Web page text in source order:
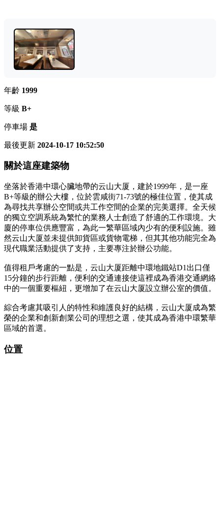
年齡 1999
等級 B+
停車場 是
最後更新 2024-10-17 10:52:50
關於這座建築物
坐落於香港中環心臟地帶的云山大厦，建於1999年，是一座
B+等級的辦公大樓，位於雲咸街71-73號的極佳位置，使其成
為尋找共享辦公空間或共工作空間的企業的完美選擇。全天候
的獨立空調系統為繁忙的業務人士創造了舒適的工作環境。大
廈的停車位供應豐富，為此一繁華區域內少有的便利設施。雖
然云山大厦並未提供卸貨區或貨物電梯，但其其他功能完全為
現代職業活動提供了支持，主要專注於辦公功能。
值得租戶考慮的一點是，云山大厦距離中環地鐵站D1出口僅
15分鐘的步行距離，便利的交通連接使這裡成為香港交通網絡
中的一個重要樞紐，更增加了在云山大厦設立辦公室的價值。
綜合考慮其吸引人的特性和維護良好的結構，云山大厦成為繁
榮的企業和創新創業公司的理想之選，使其成為香港中環繁華
區域的首選。
位置